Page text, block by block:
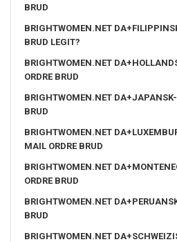
BRUD
BRIGHTWOMEN.NET
BRUD LEGIT?
BRIGHTWOMEN.NET
ORDRE BRUD
BRIGHTWOMEN.NET
BRUD
BRIGHTWOMEN.NET
MAIL ORDRE BRUD
BRIGHTWOMEN.NET
ORDRE BRUD
BRIGHTWOMEN.NET
BRUD
BRIGHTWOMEN.NET